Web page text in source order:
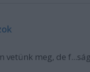
vetünk meg, de